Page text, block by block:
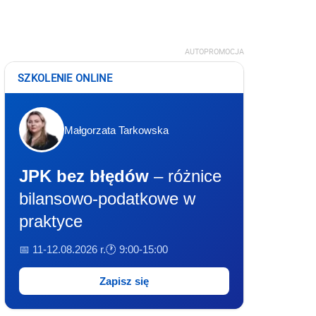
AUTOPROMOCJA
SZKOLENIE ONLINE
Małgorzata Tarkowska
JPK bez błędów – różnice
bilansowo-podatkowe w
praktyce
📅 11-12.08.2026 r.🕐 9:00-15:00
Zapisz się